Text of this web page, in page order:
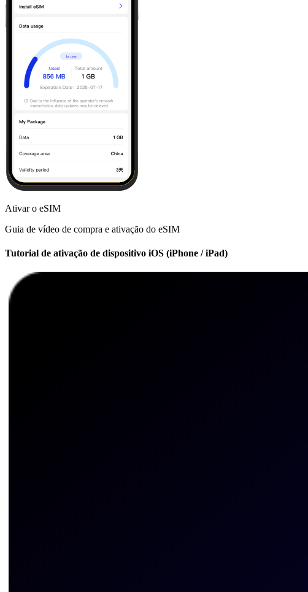
Ativar o eSIM
Guia de vídeo de compra e ativação do eSIM
Tutorial de ativação de dispositivo iOS (iPhone / iPad)